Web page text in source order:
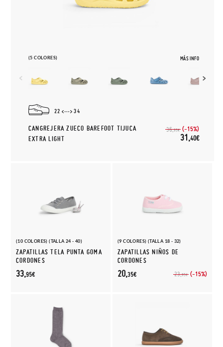
(5 COLORES) MÁS INFO
22 34
CANGREJERA ZUECO BAREFOOT TIJUCA
EXTRA LIGHT
36,95€ (-15%)
31,40€
(10 COLORES) (TALLA 24 - 40)
ZAPATILLAS TELA PUNTA GOMA
CORDONES
33,95€
(9 COLORES) (TALLA 18 - 32)
ZAPATILLAS NIÑOS DE
CORDONES
23,95€ (-15%)
20,35€